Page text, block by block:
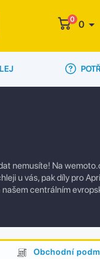
0 0
nemusíte! Na
u vás, pak díly pro
centrálním
Obchodní